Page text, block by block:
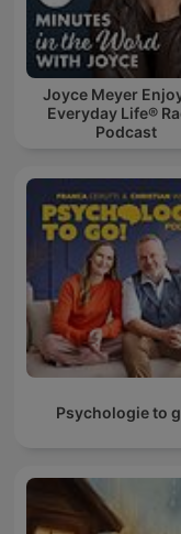
Joyce Meyer
Everyday Life®
Podcast
Psychologie to